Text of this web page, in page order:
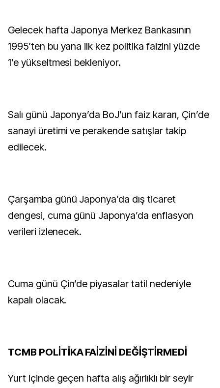
Gelecek hafta Japonya Merkez Bankasının
1995’ten bu yana ilk kez politika faizini yüzde
1’e yükseltmesi bekleniyor.
Salı günü Japonya’da BoJ’un faiz kararı, Çin’de
sanayi üretimi ve perakende satışlar takip
edilecek.
Çarşamba günü Japonya’da dış ticaret
dengesi, cuma günü Japonya’da enflasyon
verileri izlenecek.
Cuma günü Çin’de piyasalar tatil nedeniyle
kapalı olacak.
TCMB POLİTİKA FAİZİNİ DEĞİŞTİRMEDİ
Yurt içinde geçen hafta alış ağırlıklı bir seyir